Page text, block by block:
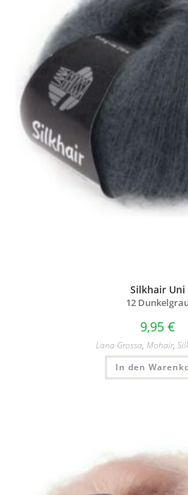
Silkhair Uni
12
9,95 €
Lana Grossa, Mohair,
In den